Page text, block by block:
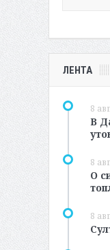
ЛЕНТА
8
В
8
О
8